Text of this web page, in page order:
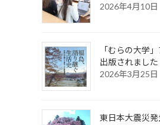
2026年4月10日
「むらの大学
出版されました
2026年3月25日
東日本大震災